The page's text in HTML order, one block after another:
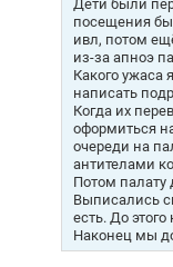
Дети были
посещения
ивл, потом
из-за апноэ
Какого ужаса
написать
Когда их
оформиться
очереди на
антителами
Потом палату
Выписались
есть. До
Наконец мы